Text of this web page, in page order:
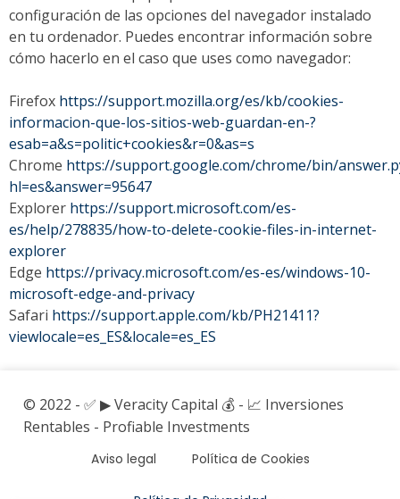
configuración de las opciones del navegador instalado
en tu ordenador. Puedes encontrar información sobre
cómo hacerlo en el caso que uses como navegador:
Firefox https://support.mozilla.org/es/kb/cookies-
informacion-que-los-sitios-web-guardan-en-?
esab=a&s=politic+cookies&r=0&as=s
Chrome https://support.google.com/chrome/bin/
hl=es&answer=95647
Explorer https://support.microsoft.com/es-
es/help/278835/how-to-delete-cookie-files-in-internet-
explorer
Edge https://privacy.microsoft.com/es-es/windows-10-
microsoft-edge-and-privacy
Safari https://support.apple.com/kb/PH21411?
viewlocale=es_ES&locale=es_ES
© 2022 - ✅ ▶ Veracity Capital 💰 - 📈 Inversiones
Rentables - Profiable Investments
Aviso legal Política de Cookies